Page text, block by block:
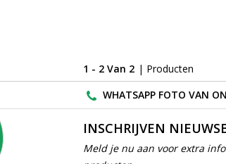
1 - 2 Van 2 | Producten
WHATSAPP FOTO VAN
INSCHRIJVEN
Meld je nu aan voor extra